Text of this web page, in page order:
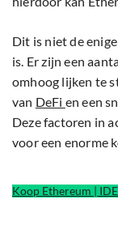
Dit is niet de
is. Er zijn een
omhoog lijken te
van DeFi en een
Deze factoren in
voor een enorme
Koop Ethereum |